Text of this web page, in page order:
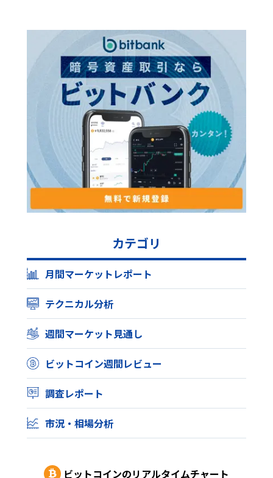
カテゴリ
月間マーケットレポート
テクニカル分析
週間マーケット見通し
ビットコイン週間レビュー
調査レポート
市況・相場分析
ビットコインのリアルタイムチャート